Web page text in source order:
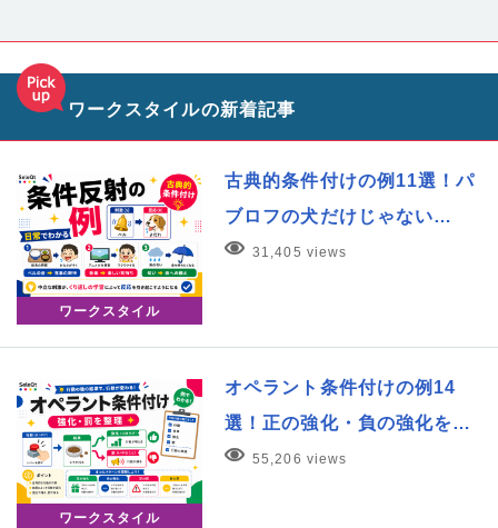
ワークスタイルの新着記事
ワークスタイル
古典的条件付けの例11選！パ
ブロフの犬だけじゃない…
31,405 views
ワークスタイル
オペラント条件付けの例14
選！正の強化・負の強化を…
55,206 views